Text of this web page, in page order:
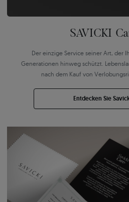
SAVICKI
Der einzige Service seiner Art, der
Generationen hinweg schützt.
nach dem Kauf von
Entdecken Sie